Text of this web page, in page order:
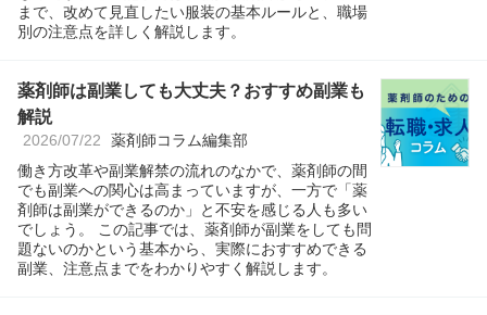
まで、改めて見直したい服装の基本ルールと、職場
別の注意点を詳しく解説します。
薬剤師は副業しても大丈夫？おすすめ副業も
解説
2026/07/22 薬剤師コラム編集部
働き方改革や副業解禁の流れのなかで、薬剤師の間
でも副業への関心は高まっていますが、一方で「薬
剤師は副業ができるのか」と不安を感じる人も多い
でしょう。 この記事では、薬剤師が副業をしても問
題ないのかという基本から、実際におすすめできる
副業、注意点までをわかりやすく解説します。